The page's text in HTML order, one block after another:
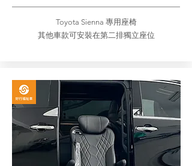
Toyota Sienna 專用座椅
其他車款可安裝在第二排獨立座位